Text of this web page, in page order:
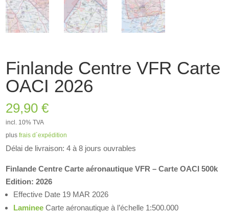
Finlande Centre VFR Carte
OACI 2026
29,90€
incl. 10% TVA
plusfrais d´expédition
Délai de livraison: 4 à 8 jours ouvrables
Finlande Centre Carte aéronautique VFR – Carte OACI 500k
Edition: 2026
Effective Date 19 MAR 2026
LamineeCarte aéronautique à l’échelle 1:500.000